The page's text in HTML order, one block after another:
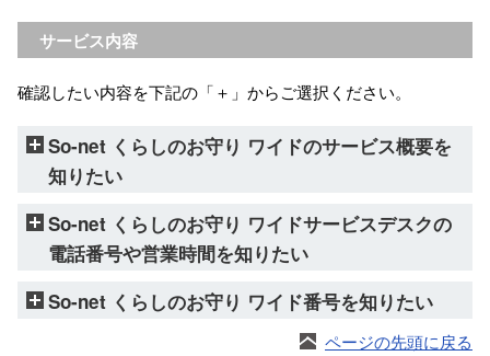
サービス内容
確認したい内容を下記の「＋」からご選択ください。
So-net くらしのお守り ワイドのサービス概要を
知りたい
So-net くらしのお守り ワイドサービスデスクの
電話番号や営業時間を知りたい
So-net くらしのお守り ワイド番号を知りたい
ページの先頭に戻る